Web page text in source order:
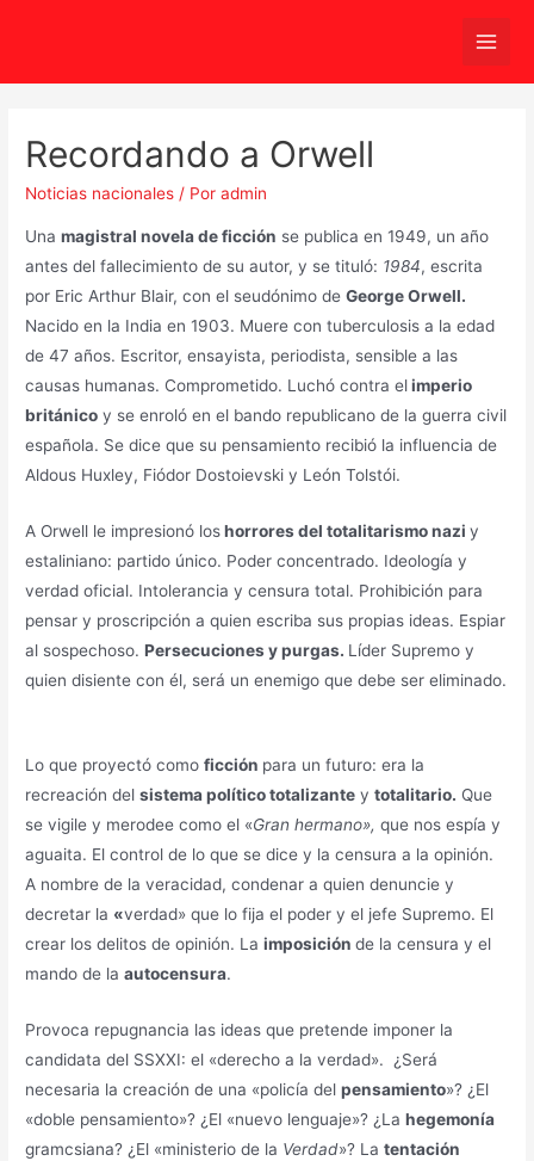
Main
Recordando a Orwell
Noticias nacionales / Poradmin
Unamagistral novela de ficción se publica en 1949, un año
antes del fallecimiento de su autor, y se tituló: 1984, escrita
por Eric Arthur Blair, con el seudónimo deGeorge Orwell.
Nacido en la India en 1903. Muere con tuberculosis a la edad
de 47 años. Escritor, ensayista, periodista, sensible a las
causas humanas. Comprometido. Luchó contra elimperio
británico y se enroló en el bando republicano de la guerra civil
española. Se dice que su pensamiento recibió la influencia de
Aldous Huxley, Fiódor Dostoievski y León Tolstói.
A Orwell le impresionó loshorrores del totalitarismo naziy
estaliniano: partido único. Poder concentrado. Ideología y
verdad oficial. Intolerancia y censura total. Prohibición para
pensar y proscripción a quien escriba sus propias ideas. Espiar
al sospechoso.Persecuciones y purgas. Líder Supremo y
quien disiente con él, será un enemigo que debe ser eliminado.
Lo que proyectó comoficción para un futuro: era la
recreación delsistema político totalizante ytotalitario. Que
se vigile y merodee como el «Gran hermano»,que nos espía y
aguaita. El control de lo que se dice y la censura a la opinión.
A nombre de la veracidad, condenar a quien denuncie y
decretar la «verdad» que lo fija el poder y el jefe Supremo. El
crear los delitos de opinión. Laimposiciónde la censura y el
mando de laautocensura.
Provoca repugnancia las ideas que pretende imponer la
candidata del SSXXI: el «derecho a la verdad». ¿Será
necesaria la creación de una «policía delpensamiento»? ¿El
«doble pensamiento»? ¿El «nuevo lenguaje»? ¿Lahegemonía
gramcsiana? ¿El «ministerio de la Verdad»? Latentación